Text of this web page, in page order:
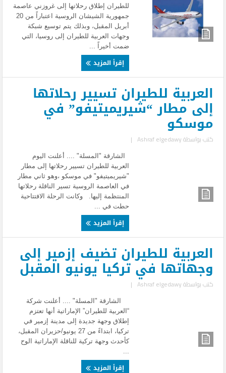
للطيران إطلاق رحلاتها إلى غروزني عاصمة
جمهورية الشيشان الروسية اعتباراً من 20
أبريل المقبل، وبذلك يتم توسيع شبكة
وجهات العربية للطيران إلى روسيا، التي
ضمت أخيراً ...
إقرأ المزيد
العربية للطيران تسيير رحلاتها
إلى مطار “شيريميتيفو” في
موسكو
كتب بواسطةAshraf elgedawy
|
الشارقة "المسلة" .... أعلنت اليوم
العربية للطيران تسيير رحلاتها إلى مطار
"شيريميتيفو" في موسكو ،وهو ثاني مطار
في العاصمة الروسية تسير الناقلة رحلاتها
المنتظمة إليها. وكانت الرحلة الافتتاحية
حطت في ...
إقرأ المزيد
العربية للطيران تضيف إزمير إلى
وجهاتها في تركيا يونيو المقبل
كتب بواسطةAshraf elgedawy
|
الشارقة "المسلة" .... أعلنت شركة
“العربية للطيران” الإماراتية أنها تعتزم
إطلاق وجهة جديدة إلى مدينة إزمير في
تركيا، ابتداءً من 27 يونيو/حزيران المقبل،
كأحدث وجهة تركية للناقلة الإماراتية الوح
إقرأ المزيد